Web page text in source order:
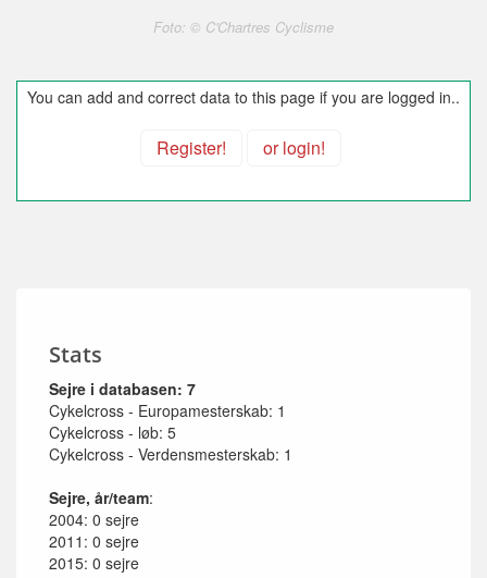
Foto: © C'Chartres Cyclisme
You can add and correct data to this page if you are logged in..
Register! or login!
Stats
Sejre i databasen: 7
Cykelcross - Europamesterskab: 1
Cykelcross - løb: 5
Cykelcross - Verdensmesterskab: 1
Sejre, år/team:
2004: 0 sejre
2011: 0 sejre
2015: 0 sejre